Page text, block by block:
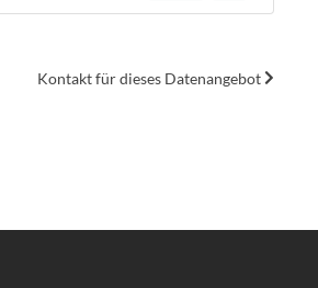
Kontakt für dieses Datenangebot